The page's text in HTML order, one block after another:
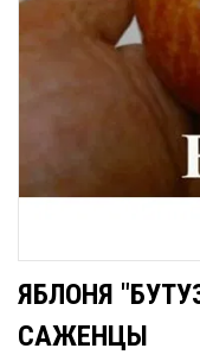
ЯБЛОНЯ
САЖЕНЦЫ